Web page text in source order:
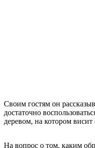
Своим гостям он
достаточно
деревом, на котором висит
На вопрос о том, каким